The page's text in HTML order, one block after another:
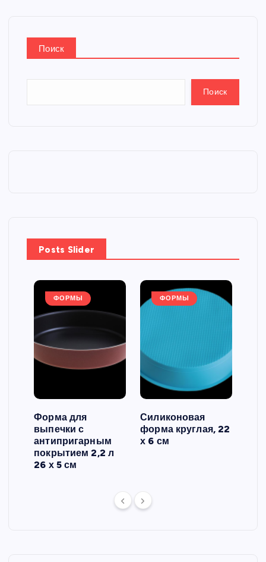
Поиск
Поиск
Posts Slider
ФОРМЫ
Форма для
выпечки с
антипригарным
покрытием 2,2 л
26 х 5 см
ФОРМЫ
Силиконовая
форма круглая, 22
х 6 см